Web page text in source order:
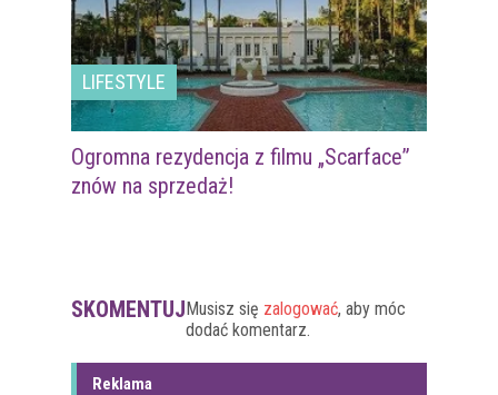
LIFESTYLE
Ogromna rezydencja z filmu „Scarface”
znów na sprzedaż!
SKOMENTUJMusisz się zalogować, aby móc
dodać komentarz.
Reklama